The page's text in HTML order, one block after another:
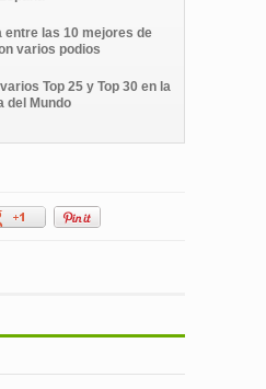
entre las 10 mejores de
varios podios
Top 25 y Top 30 en la
del Mundo